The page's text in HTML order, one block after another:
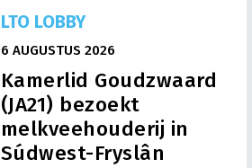
LTO LOBBY
6 AUGUSTUS 2026
Kamerlid Goudzwaard
(JA21) bezoekt
melkveehouderij in
Súdwest-Fryslân